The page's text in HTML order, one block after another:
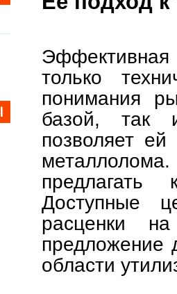
только
понимания
базой, так
позволяет
предлагать
Доступные
расценки
предложение
области